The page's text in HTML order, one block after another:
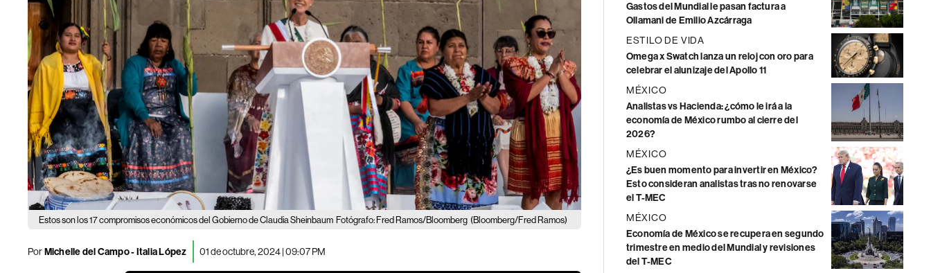
Estos son los 17 compromisos económicos del Gobierno de Claudia Sheinbaum Fotógrafo: Fred Ramos/Bloomberg (Bloomberg/Fred Ramos)
PorMichelle del Campo-Italia López 01 de octubre, 2024 | 09:07 PM
Gastos del Mundial le pasan factura a
Ollamani de Emilio Azcárraga
ESTILO DE VIDA
Omega x Swatch lanza un reloj con oro para
celebrar el alunizaje del Apollo 11
MÉXICO
Analistas vs Hacienda: ¿cómo le irá a la
economía de México rumbo al cierre del
2026?
MÉXICO
¿Es buen momento para invertir en México?
Esto consideran analistas tras no renovarse
el T-MEC
MÉXICO
Economía de México se recupera en segundo
trimestre en medio del Mundial y revisiones
del T-MEC